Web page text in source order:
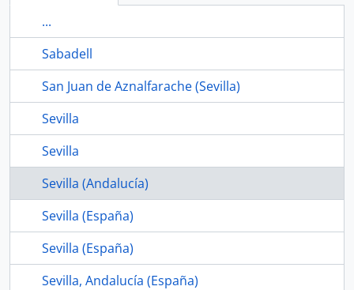
...
Sabadell
San Juan de Aznalfarache (Sevilla)
Sevilla
Sevilla
Sevilla (Andalucía)
Sevilla (España)
Sevilla (España)
Sevilla, Andalucía (España)